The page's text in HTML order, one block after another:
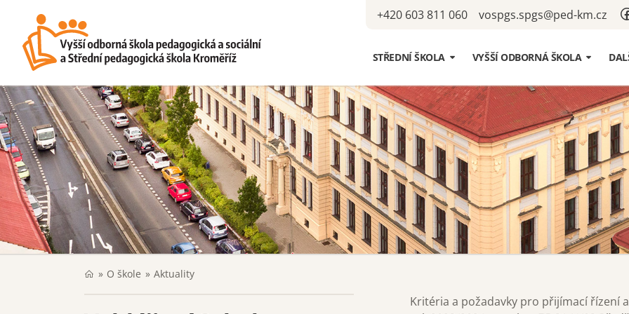
+420 603 811 060 vospgs.spgs@ped-km.cz
STŘEDNÍ ŠKOLA
Studijní obor
Přijímací řízení
Dny otevřených dveří
Formuláře
Maturita
Dívčí pěvecký sbor
Školní parlament
Školská rada
VYŠŠÍ ODBORNÁ ŠKOLA
Studijní obory
Přijímací řízení
Dny otevřených dveří
Formuláře
Absolutorium
Školní parlament
Školská rada
Schránka důvěry
O škole Aktuality
Kritéria a požadavky pro přijímací řízení